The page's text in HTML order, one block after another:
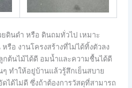
ดินดำ หรือ ดินถมทั่วไป เหมาะ
รือ งานโครงสร้างที่ไม่ได้ทิ้งตัวลง
ต้นไม้ได้ดี อมน้ำและความชื้นได้ดี
ทำให้อยู่บ้านแล้วรู้สึกเย็นสบาย
ได้ไม่ดี ซึ่งถ้าต้องการวัสดุที่สามารถ